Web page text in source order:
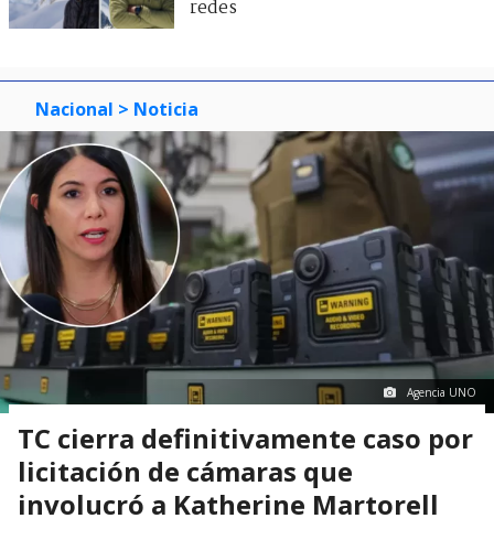
redes
Nacional > Noticia
Agencia UNO
TC cierra definitivamente caso por
licitación de cámaras que
involucró a Katherine Martorell